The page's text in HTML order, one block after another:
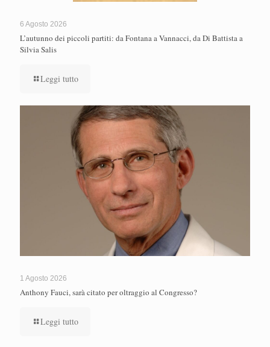
6 Agosto 2026
L’autunno dei piccoli partiti: da Fontana a Vannacci, da Di Battista a
Silvia Salis
Leggi tutto
1 Agosto 2026
Anthony Fauci, sarà citato per oltraggio al Congresso?
Leggi tutto